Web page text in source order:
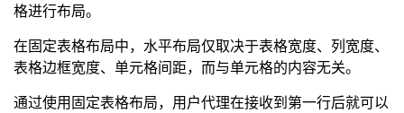
格进行布局。
在固定表格布局中，水平布局仅取决于表格宽度、列宽度、
表格边框宽度、单元格间距，而与单元格的内容无关。
通过使用固定表格布局，用户代理在接收到第一行后就可以